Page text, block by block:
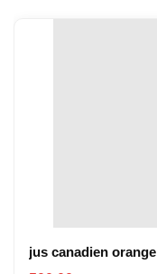
jus canadien orange